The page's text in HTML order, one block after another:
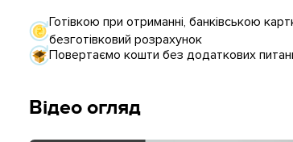
Готівкою при отриманні, банківською
безготівковий розрахунок
Повертаємо кошти без додаткових
Відео огляд